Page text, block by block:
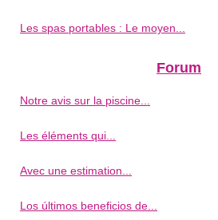
Les spas portables : Le moyen...
Forum
Notre avis sur la piscine...
Les éléments qui...
Avec une estimation...
Los últimos beneficios de...